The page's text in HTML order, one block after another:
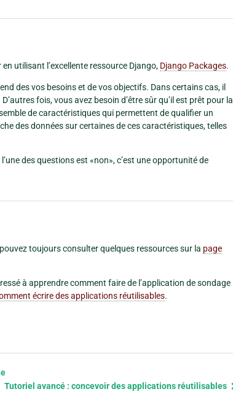
utilisant l’excellente ressource Django, Django Packages.
des vos besoins et de vos objectifs. Dans certains cas, il
fois, vous avez besoin d’être sûr qu’il est prêt pour la
de caractéristiques qui permettent de qualifier un
des données sur certaines de ces caractéristiques, telles
des questions est «non», c’est une opportunité de
toujours consulter quelques ressources sur la page
à apprendre comment faire de l’application de sondage
écrire des applications réutilisables.
Tutoriel avancé : concevoir des applications réutilisables